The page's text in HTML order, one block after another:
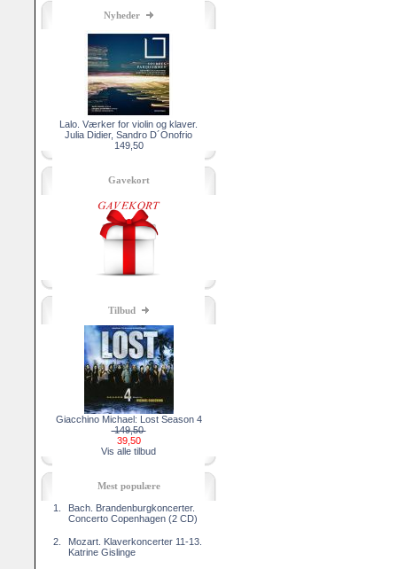
Nyheder
Lalo. Værker for violin og klaver.
Julia Didier, Sandro D´Onofrio
149,50
Gavekort
Tilbud
Giacchino Michael: Lost Season 4
149,50
39,50
Vis alle tilbud
Mest populære
1.
Bach. Brandenburgkoncerter.
Concerto Copenhagen (2 CD)
2.
Mozart. Klaverkoncerter 11-13.
Katrine Gislinge